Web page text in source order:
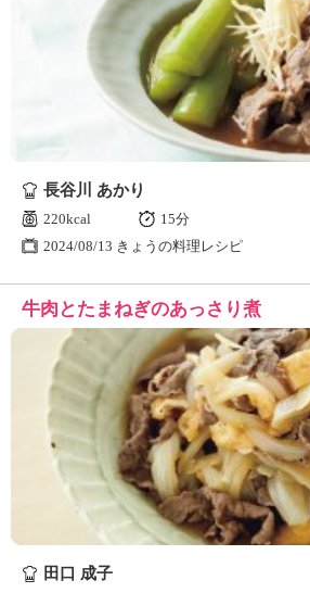
長谷川 あかり
220kcal
15分
2024/08/13 きょうの料理レシピ
牛肉とたまねぎのあっさり煮
田口 成子